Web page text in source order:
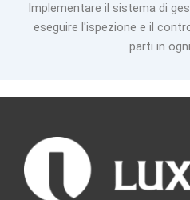
Implementare il sistema di
eseguire l'ispezione e il
parti in